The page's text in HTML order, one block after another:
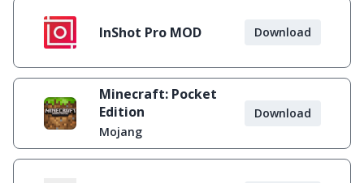
InShot Pro MOD Download
Minecraft: Pocket
Edition
Mojang
Download